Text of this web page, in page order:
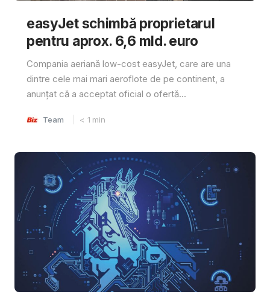
easyJet schimbă proprietarul
pentru aprox. 6,6 mld. euro
Compania aeriană low-cost easyJet, care are una
dintre cele mai mari aeroflote de pe continent, a
anunțat că a acceptat oficial o ofertă...
Team < 1 min